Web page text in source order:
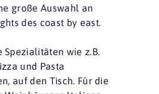
große Auswahl an
des coast by east.
wie z.B.
und Pasta
auf den Tisch. Für die